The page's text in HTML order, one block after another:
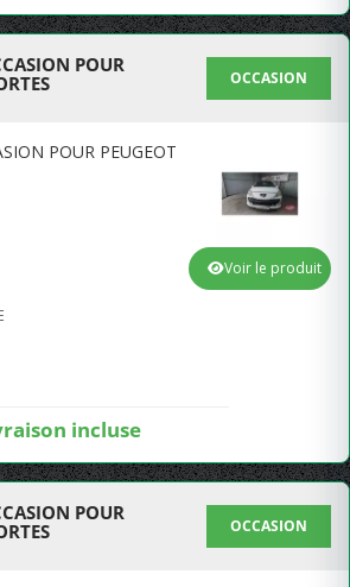
POUR
OCCASION
POUR PEUGEOT
incluse
Voir le produit
POUR
OCCASION